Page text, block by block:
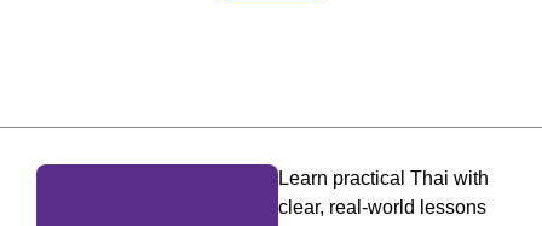
Learn practical Thai with
clear, real-world lessons